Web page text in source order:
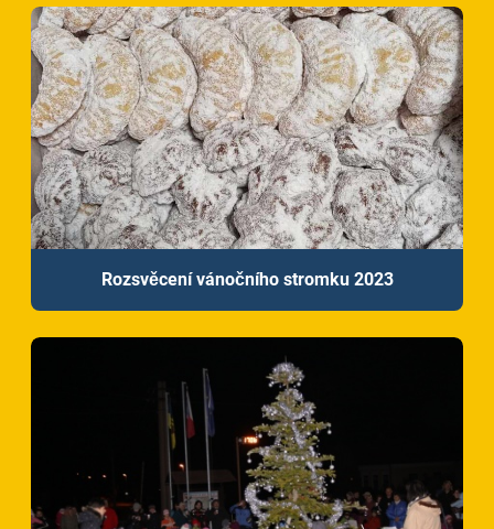
Rozsvěcení vánočního stromku 2023